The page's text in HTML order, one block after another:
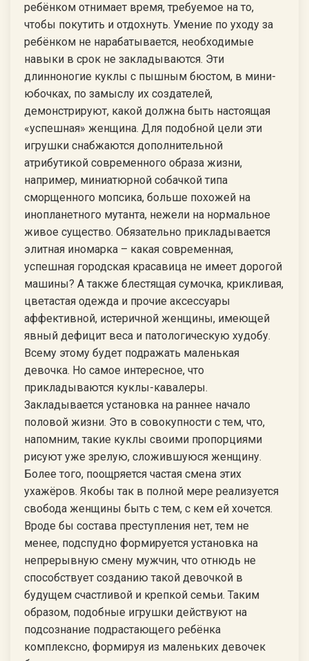
ребёнком отнимает время, требуемое на то,
чтобы покутить и отдохнуть. Умение по уходу за
ребёнком не нарабатывается, необходимые
навыки в срок не закладываются. Эти
длинноногие куклы с пышным бюстом, в мини-
юбочках, по замыслу их создателей,
демонстрируют, какой должна быть настоящая
«успешная» женщина. Для подобной цели эти
игрушки снабжаются дополнительной
атрибутикой современного образа жизни,
например, миниатюрной собачкой типа
сморщенного мопсика, больше похожей на
инопланетного мутанта, нежели на нормальное
живое существо. Обязательно прикладывается
элитная иномарка – какая современная,
успешная городская красавица не имеет дорогой
машины? А также блестящая сумочка, крикливая,
цветастая одежда и прочие аксессуары
аффективной, истеричной женщины, имеющей
явный дефицит веса и патологическую худобу.
Всему этому будет подражать маленькая
девочка. Но самое интересное, что
прикладываются куклы-кавалеры.
Закладывается установка на раннее начало
половой жизни. Это в совокупности с тем, что,
напомним, такие куклы своими пропорциями
рисуют уже зрелую, сложившуюся женщину.
Более того, поощряется частая смена этих
ухажёров. Якобы так в полной мере реализуется
свобода женщины быть с тем, с кем ей хочется.
Вроде бы состава преступления нет, тем не
менее, подспудно формируется установка на
непрерывную смену мужчин, что отнюдь не
способствует созданию такой девочкой в
будущем счастливой и крепкой семьи. Таким
образом, подобные игрушки действуют на
подсознание подрастающего ребёнка
комплексно, формируя из маленьких девочек